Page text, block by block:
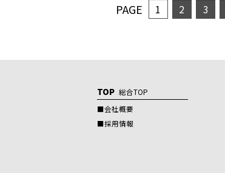
PAGE 1 2 3
TOP 総合TOP
会社概要
採用情報